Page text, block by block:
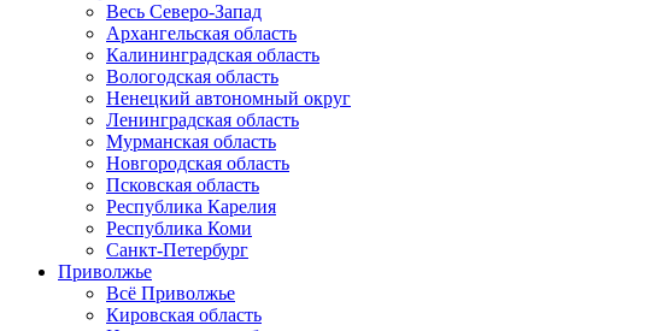
Весь Северо-Запад
Архангельская область
Калининградская область
Вологодская область
Ненецкий автономный округ
Ленинградская область
Мурманская область
Новгородская область
Псковская область
Республика Карелия
Республика Коми
Санкт-Петербург
Приволжье
Всё Приволжье
Кировская область